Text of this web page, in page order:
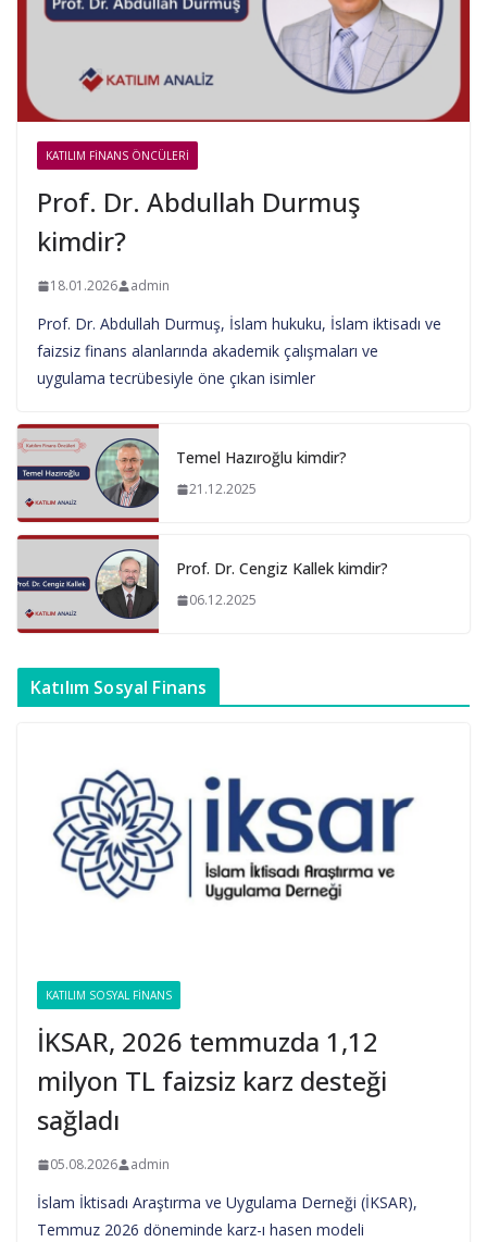
KATILIM FINANS ÖNCÜLERI
Prof. Dr. Abdullah Durmuş
kimdir?
18.01.2026 admin
Prof. Dr. Abdullah Durmuş, İslam hukuku, İslam iktisadı ve
faizsiz finans alanlarında akademik çalışmaları ve
uygulama tecrübesiyle öne çıkan isimler
Temel Hazıroğlu kimdir?
21.12.2025
Prof. Dr. Cengiz Kallek kimdir?
06.12.2025
Katılım Sosyal Finans
KATILIM SOSYAL FINANS
İKSAR, 2026 temmuzda 1,12
milyon TL faizsiz karz desteği
sağladı
05.08.2026 admin
İslam İktisadı Araştırma ve Uygulama Derneği (İKSAR),
Temmuz 2026 döneminde karz-ı hasen modeli